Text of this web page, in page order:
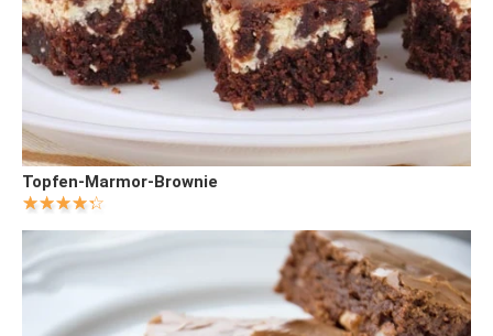
Topfen-Marmor-Brownie